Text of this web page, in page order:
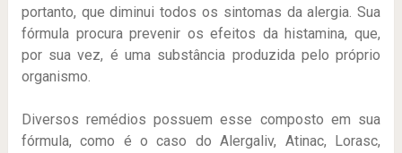
portanto, que diminui todos os sintomas da alergia. Sua
fórmula procura prevenir os efeitos da histamina, que,
por sua vez, é uma substância produzida pelo próprio
organismo.
Diversos remédios possuem esse composto em sua
fórmula, como é o caso do Alergaliv, Atinac, Lorasc,